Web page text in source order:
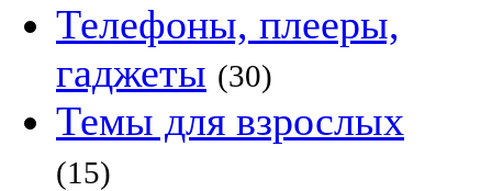
Телефоны, плееры,
гаджеты (30)
Темы для взрослых
(15)